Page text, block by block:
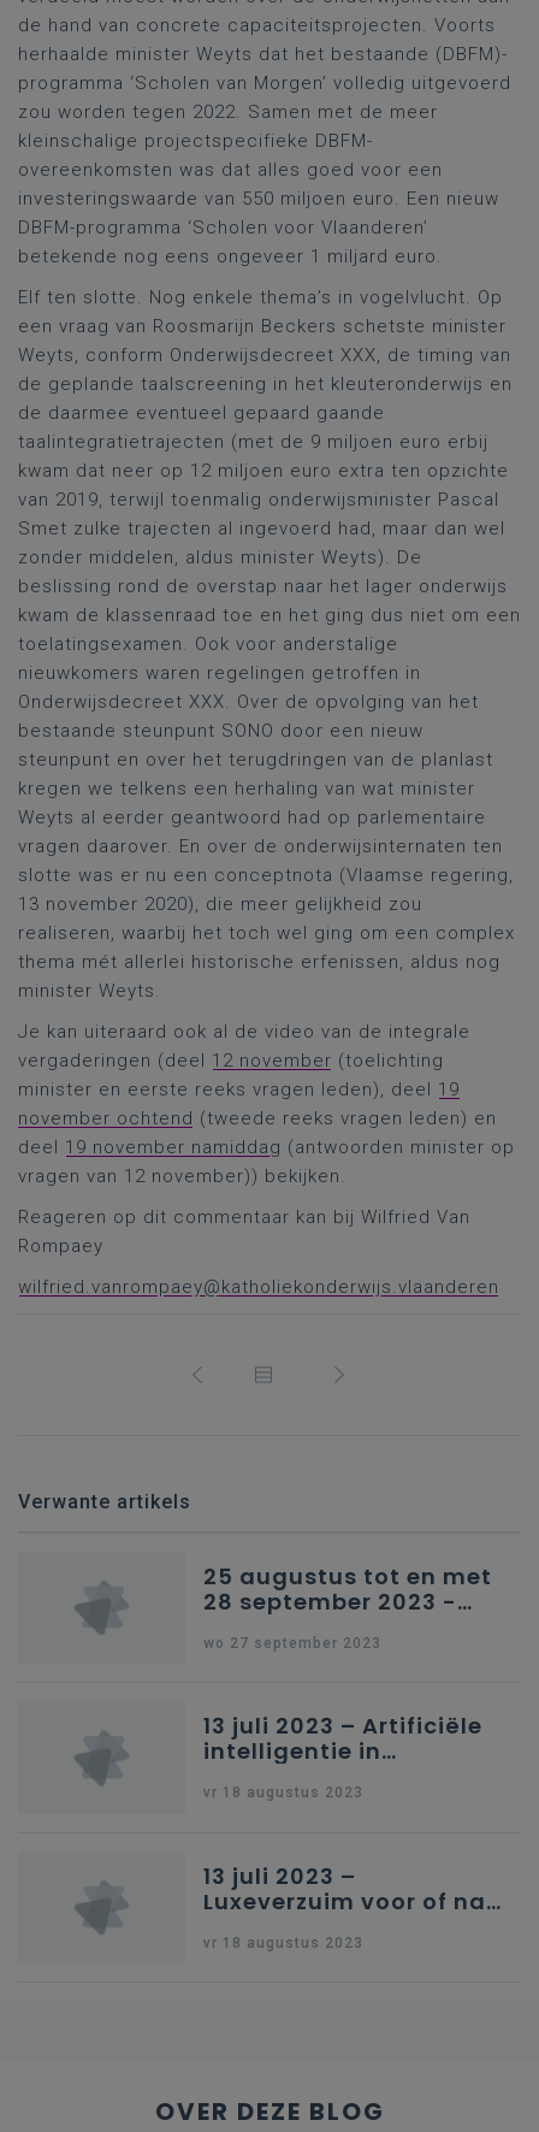
de hand van concrete capaciteitsprojecten. Voorts
herhaalde minister Weyts dat het bestaande (DBFM)-
programma ‘Scholen van Morgen’ volledig uitgevoerd
zou worden tegen 2022. Samen met de meer
kleinschalige projectspecifieke DBFM-
overeenkomsten was dat alles goed voor een
investeringswaarde van 550 miljoen euro. Een nieuw
DBFM-programma ‘Scholen voor Vlaanderen’
betekende nog eens ongeveer 1 miljard euro.
Elf ten slotte. Nog enkele thema’s in vogelvlucht. Op
een vraag van Roosmarijn Beckers schetste minister
Weyts, conform Onderwijsdecreet XXX, de timing van
de geplande taalscreening in het kleuteronderwijs en
de daarmee eventueel gepaard gaande
taalintegratietrajecten (met de 9 miljoen euro erbij
kwam dat neer op 12 miljoen euro extra ten opzichte
van 2019, terwijl toenmalig onderwijsminister Pascal
Smet zulke trajecten al ingevoerd had, maar dan wel
zonder middelen, aldus minister Weyts). De
beslissing rond de overstap naar het lager onderwijs
kwam de klassenraad toe en het ging dus niet om een
toelatingsexamen. Ook voor anderstalige
nieuwkomers waren regelingen getroffen in
Onderwijsdecreet XXX. Over de opvolging van het
bestaande steunpunt SONO door een nieuw
steunpunt en over het terugdringen van de planlast
kregen we telkens een herhaling van wat minister
Weyts al eerder geantwoord had op parlementaire
vragen daarover. En over de onderwijsinternaten ten
slotte was er nu een conceptnota (Vlaamse regering,
13 november 2020), die meer gelijkheid zou
realiseren, waarbij het toch wel ging om een complex
thema mét allerlei historische erfenissen, aldus nog
minister Weyts.
Je kan uiteraard ook al de video van de integrale
vergaderingen (deel 12 november (toelichting
minister en eerste reeks vragen leden), deel 19
november ochtend (tweede reeks vragen leden) en
deel 19 november namiddag (antwoorden minister op
vragen van 12 november)) bekijken.
Reageren op dit commentaar kan bij Wilfried Van
Rompaey
wilfried.vanrompaey@katholiekonderwijs.vlaanderen
Verwante artikels
25 augustus tot en met
28 september 2023 -
wo 27 september 2023
13 juli 2023 – Artificiële
intelligentie in
vr 18 augustus 2023
13 juli 2023 –
Luxeverzuim voor of na
vr 18 augustus 2023
OVER DEZE BLOG